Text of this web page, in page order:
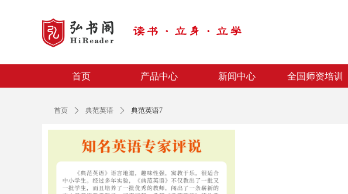
首页 产品中心 新闻中心 全国师资培训
首页 ꄲ 典范英语 ꄲ 典范英语7